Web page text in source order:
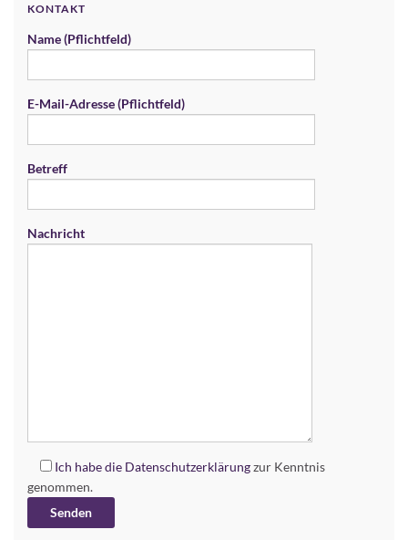
KONTAKT
Name (Pflichtfeld)
E-Mail-Adresse (Pflichtfeld)
Betreff
Nachricht
Ich habe die Datenschutzerklärungzur Kenntnis
genommen.